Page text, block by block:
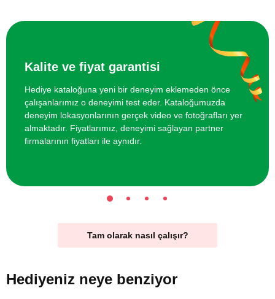
Kalite ve fiyat garantisi
Hediye kataloğuna yeni bir deneyim eklemeden önce
çalışanlarımız o deneyimi test eder. Kataloğumuzda
deneyim lokasyonlarının gerçek video ve fotoğrafları yer
almaktadır. Fiyatlarımız, deneyimi sağlayan partner
firmalarının fiyatları ile aynıdır.
Tam olarak nasıl çalışır?
Hediyeniz neye benziyor